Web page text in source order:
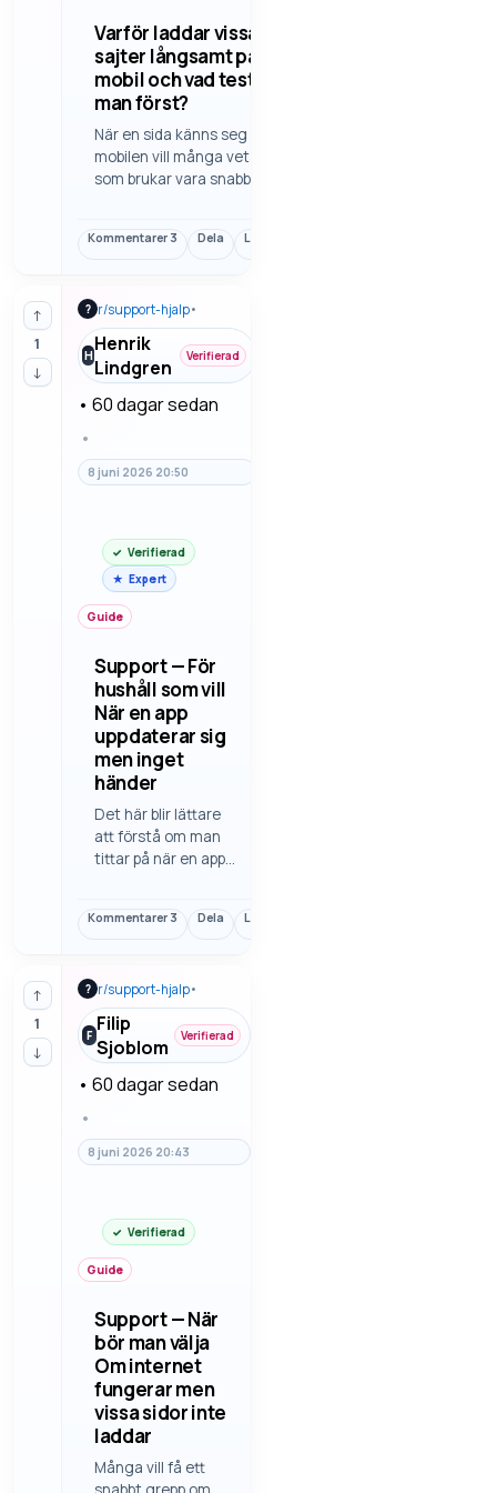
Varför laddar vissa
sajter långsamt på
mobil och vad testar
man först?
När en sida känns seg på
mobilen vill många veta vad
som brukar vara snabbaste
nätverk, webbläsare och
Kommentarer 3 Dela Länk
↑
1
↓
? r/support-hjalp•
HHenrik
Lindgren
Verifierad
• 60 dagar sedan
•
8 juni 2026 20:50
Verifierad
Expert
Guide
Support — För
hushåll som vill
När en app
uppdaterar sig
men inget
händer
Det här blir lättare
att förstå om man
tittar på när en app
tydlig genomgång
och undvika onödiga
misstag. Vi går
igenom felsökning
steg för steg…
Kommentarer 3 Dela Länk
↑
1
↓
? r/support-hjalp•
F Filip
Sjoblom
Verifierad
• 60 dagar sedan
•
8 juni 2026 20:43
Verifierad
Guide
Support — När
bör man välja
Om internet
fungerar men
vissa sidor inte
laddar
Många vill få ett